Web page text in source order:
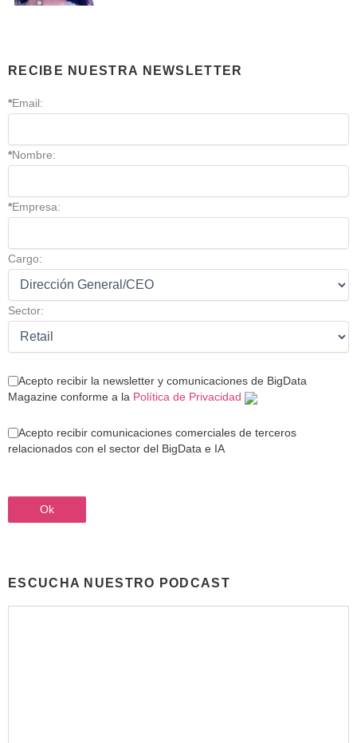
RECIBE NUESTRA NEWSLETTER
*Email:
*Nombre:
*Empresa:
Cargo:
Sector:
Acepto recibir la newsletter y comunicaciones de BigData
Magazine conforme a la Política de Privacidad
Acepto recibir comunicaciones comerciales de terceros
relacionados con el sector del BigData e IA
ESCUCHA NUESTRO PODCAST